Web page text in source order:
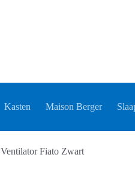
Kasten Maison Berger
Ventilator Fiato Zwart